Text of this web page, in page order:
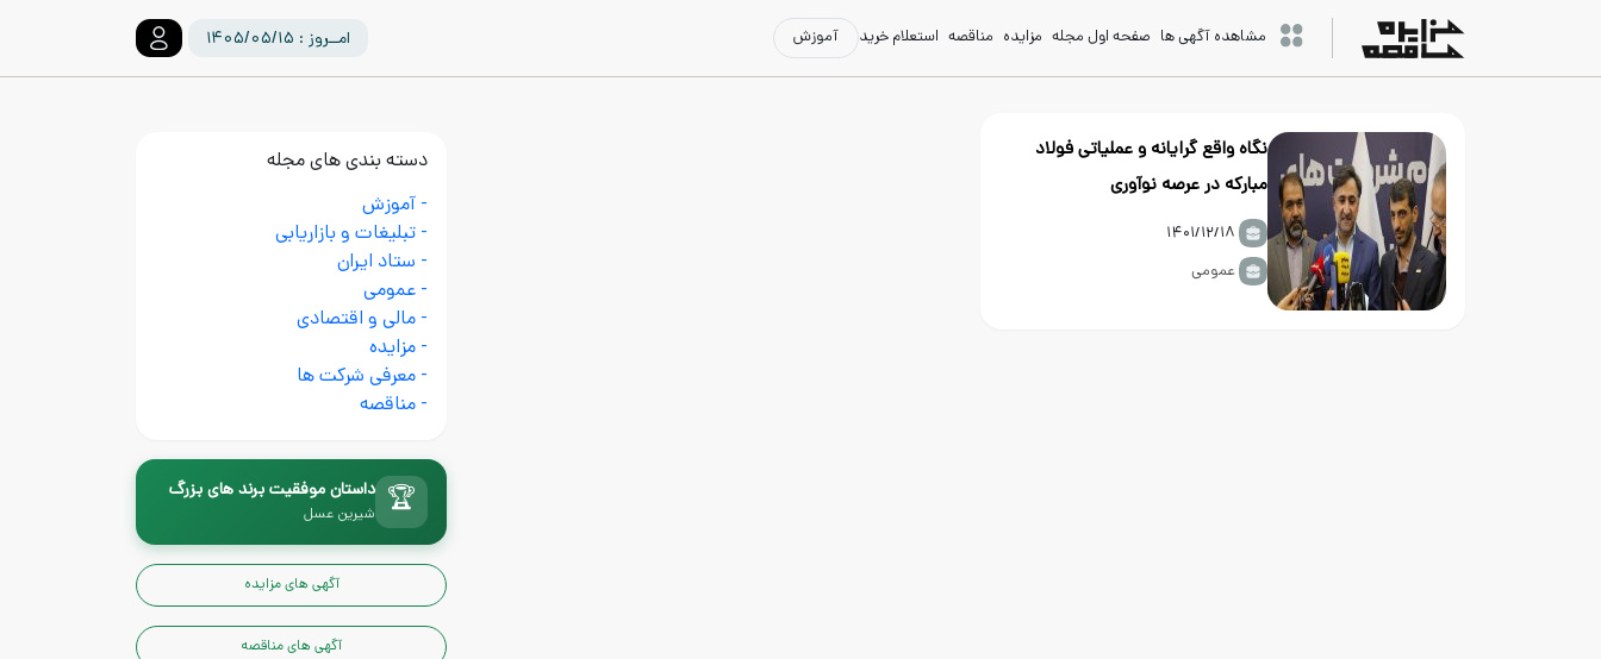
مشاهده آگهی ها صفحه اول مجله مزایده مناقصه استعلام خرید آموزش امــروز : ۱۴۰۵/۰۵/۱۵
نگاه واقع گرایانه و عملیاتی فولاد
مبارکه در عرصه نوآوری
عمومی
دسته بندی های مجله
- آموزش
- تبلیغات و بازاریابی
- ستاد ایران
- عمومی
- مالی و اقتصادی
- مزایده
- معرفی شرکت ها
- مناقصه
🏆 داستان موفقیت برند های بزرگ
شیرین عسل
آگهی های مزایده
آگهی های مناقصه